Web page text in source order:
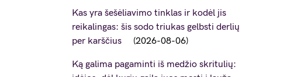
Kas yra šešėliavimo tinklas ir kodėl jis
reikalingas: šis sodo triukas gelbsti derlių
per karščius
2026-08-06
Ką galima pagaminti iš medžio skritulių: